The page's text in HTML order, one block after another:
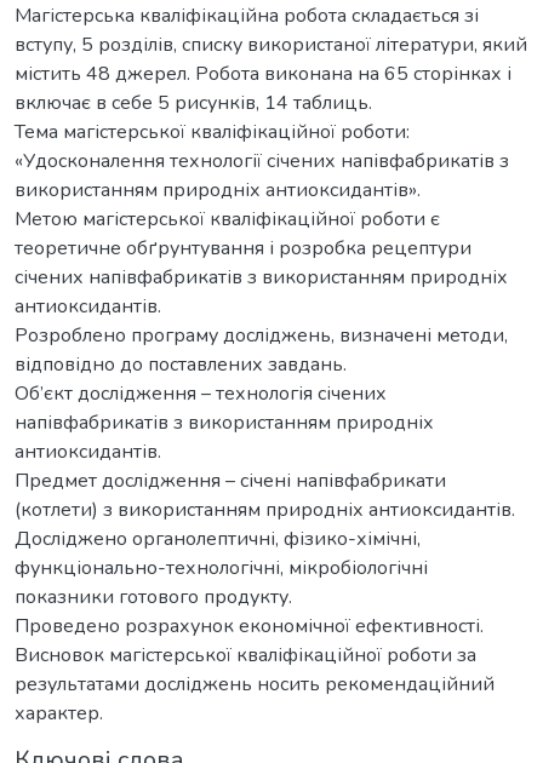
Магістерська кваліфікаційна робота складається зі
вступу, 5 розділів, списку використаної літератури, який
містить 48 джерел. Робота виконана на 65 сторінках і
включає в себе 5 рисунків, 14 таблиць.
Тема магістерської кваліфікаційної роботи:
«Удосконалення технології січених напівфабрикатів з
використанням природніх антиоксидантів».
Метою магістерської кваліфікаційної роботи є
теоретичне обґрунтування і розробка рецептури
січених напівфабрикатів з використанням природніх
антиоксидантів.
Розроблено програму досліджень, визначені методи,
відповідно до поставлених завдань.
Об’єкт дослідження – технологія січених
напівфабрикатів з використанням природніх
антиоксидантів.
Предмет дослідження – січені напівфабрикати
(котлети) з використанням природніх антиоксидантів.
Досліджено органолептичні, фізико-хімічні,
функціонально-технологічні, мікробіологічні
показники готового продукту.
Проведено розрахунок економічної ефективності.
Висновок магістерської кваліфікаційної роботи за
результатами досліджень носить рекомендаційний
характер.